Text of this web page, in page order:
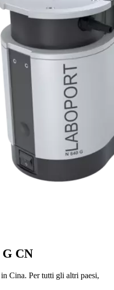
CN
Cina. Per tutti gli altri paesi,